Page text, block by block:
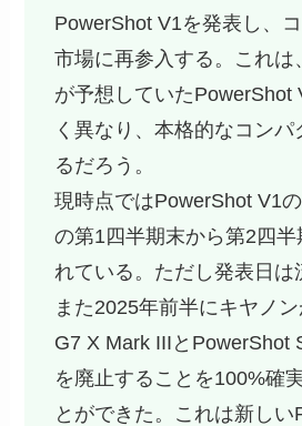
PowerShot V1を発表し、
市場に再参入する。これは
が予想していたPowerShot
く異なり、本格的なコンパ
るだろう。
現時点ではPowerShot V1
の第1四半期末から第2四半
れている。ただし発表日は
また2025年前半にキヤノ
G7 X Mark IIIとPowerShot
を廃止することを100%確
とができた。これは新し